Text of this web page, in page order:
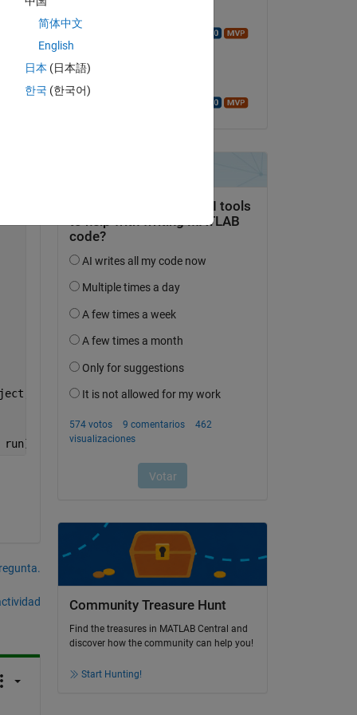
, run])
run]); xlabel('Time'); ylabel(
Community Treasure Hunt
Find the treasures in MATLAB Central and
discover how the community can help you!
Start Hunting!
简体中文
English
日本 (日本語)
한국 (한국어)